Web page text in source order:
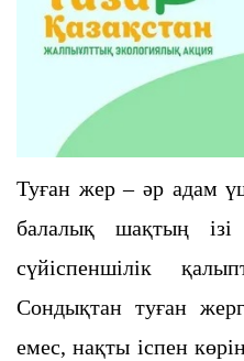
Туған жер – әр адам
балалық шақтың ізі
сүйіспеншілік
Сондықтан туған
емес, нақты іспен